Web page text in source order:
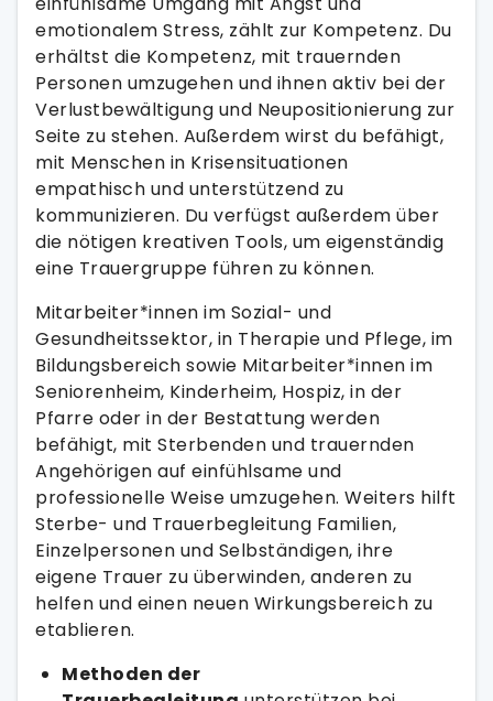
emotionalem Stress, zählt zur Kompetenz. Du
erhältst die Kompetenz, mit trauernden
Personen umzugehen und ihnen aktiv bei der
Verlustbewältigung und Neupositionierung zur
Seite zu stehen. Außerdem wirst du befähigt,
mit Menschen in Krisensituationen
empathisch und unterstützend zu
kommunizieren. Du verfügst außerdem über
die nötigen kreativen Tools, um eigenständig
eine Trauergruppe führen zu können.
Mitarbeiter*innen im Sozial- und
Gesundheitssektor, in Therapie und Pflege, im
Bildungsbereich sowie Mitarbeiter*innen im
Seniorenheim, Kinderheim, Hospiz, in der
Pfarre oder in der Bestattung werden
befähigt, mit Sterbenden und trauernden
Angehörigen auf einfühlsame und
professionelle Weise umzugehen. Weiters hilft
Sterbe- und Trauerbegleitung Familien,
Einzelpersonen und Selbständigen, ihre
eigene Trauer zu überwinden, anderen zu
helfen und einen neuen Wirkungsbereich zu
etablieren.
Methoden der